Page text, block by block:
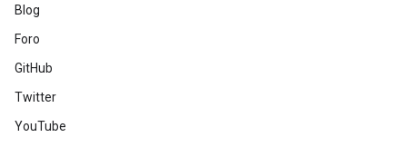
Blog
Foro
GitHub
Twitter
YouTube